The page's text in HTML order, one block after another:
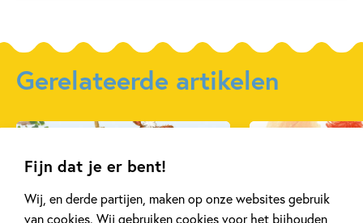
Fijn dat je er bent!
Wij, en derde partijen, maken op onze websites gebruik
van cookies. Wij gebruiken cookies voor het bijhouden
Gerelateerde artikelen